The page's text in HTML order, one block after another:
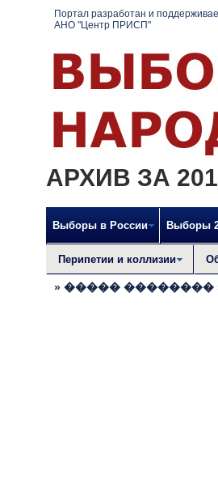
Портал разработан и
АНО "Центр ПРИСП"
АРХИВ ЗА
Выборы в России Выборы
Перипетии и коллизии
» ����� ��������